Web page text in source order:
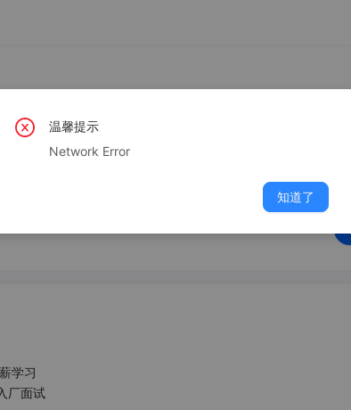
学习
厂面试
温馨提示
Network Error
知道了